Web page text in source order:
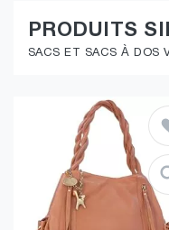
PRODUITS
SACS ET SACS À DOS